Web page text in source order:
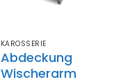
KAROSSERIE
Abdeckung
Wischerarm